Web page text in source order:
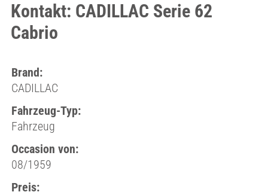
Kontakt: CADILLAC Serie 62
Cabrio
Brand:
CADILLAC
Fahrzeug-Typ:
Fahrzeug
Occasion von:
08/1959
Preis: